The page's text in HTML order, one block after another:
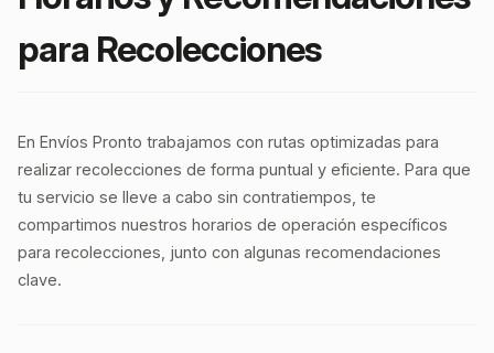
para Recolecciones
En Envíos Pronto trabajamos con rutas optimizadas para
realizar recolecciones de forma puntual y eficiente. Para que
tu servicio se lleve a cabo sin contratiempos, te
compartimos nuestros horarios de operación específicos
para recolecciones, junto con algunas recomendaciones
clave.